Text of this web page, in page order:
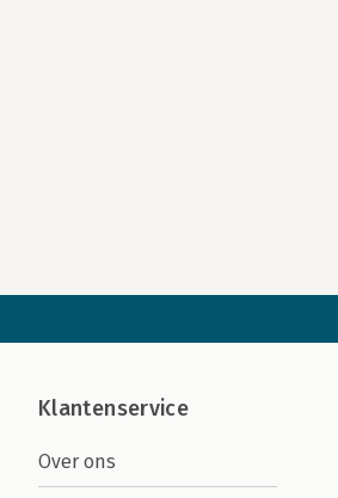
Klantenservice
Over ons